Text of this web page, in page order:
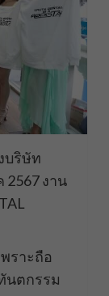
บริษัท
2567 งาน
ราะถือ
นตกรรม